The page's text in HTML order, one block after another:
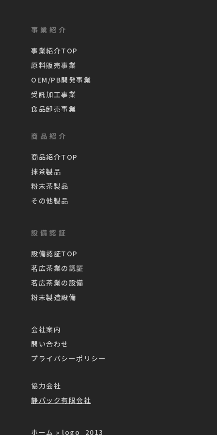
事業紹介
事業紹介TOP
原料販売事業
OEM/PB開発事業
受託加工事業
食品卸売事業
商品紹介
商品紹介TOP
抹茶製品
粉末茶製品
その他製品
設備認証
設備認証TOP
茗広茶業の認証
茗広茶業の設備
粉末製造設備
会社案内
問い合わせ
プライバシーポリシー
協力会社
静パック有限会社
ホーム » logo_2013